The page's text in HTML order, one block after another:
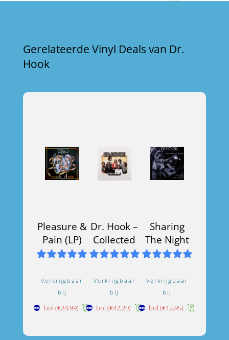
Gerelateerde Vinyl Deals van Dr.
Hook
Pleasure &
Pain (LP)
Verkrijgbaar
bij
bol (€24,99)
Dr. Hook –
Collected
Verkrijgbaar
bij
bol (€42,20)
Sharing
The Night
Verkrijgbaar
bij
bol (€12,95)